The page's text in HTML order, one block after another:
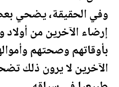
وفي الحقيقة، يضحي
إرضاء الآخرين من
بأوقاتهم وصحتهم
الآخرين لا يرون ذلك